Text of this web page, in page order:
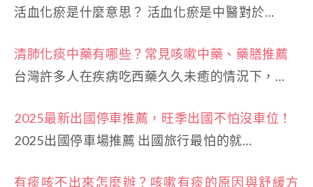
活血化瘀是什麼意思？ 活血化瘀是中醫對於…
清肺化痰中藥有哪些？常見咳嗽中藥、藥膳推薦
台灣許多人在疾病吃西藥久久未癒的情況下，…
2025最新出國停車推薦，旺季出國不怕沒車位！
2025出國停車場推薦 出國旅行最怕的就…
有痰咳不出來怎麼辦？咳嗽有痰的原因與舒緩方